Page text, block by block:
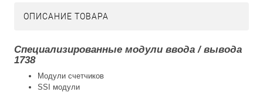
ОПИСАНИЕ ТОВАРА
Специализированные модули ввода / вывода
1738
Модули счетчиков
SSI модули